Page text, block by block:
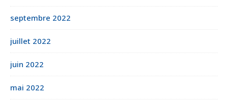
septembre 2022
juillet 2022
juin 2022
mai 2022